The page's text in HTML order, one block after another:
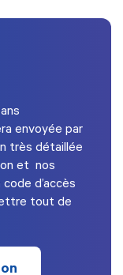
envoyée par
très détaillée
et nos
d’accès
tout de